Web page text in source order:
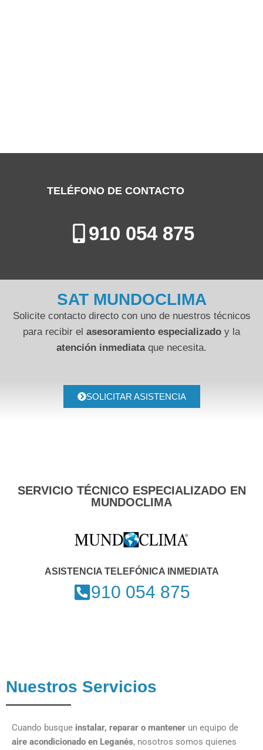
TELÉFONO DE CONTACTO
910 054 875
SAT MUNDOCLIMA
Solicite contacto directo con uno de nuestros técnicos
para recibir el asesoramiento especializado y la
atención inmediataque necesita.
SOLICITAR ASISTENCIA
SERVICIO TÉCNICO ESPECIALIZADO EN
MUNDOCLIMA
ASISTENCIA TELEFÓNICA INMEDIATA
910 054 875
Nuestros Servicios
Cuando busque instalar, reparar o mantener un equipo de
aire acondicionado en Leganés, nosotros somos quienes